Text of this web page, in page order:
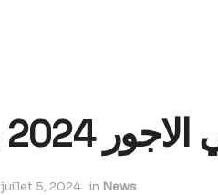
2024 بالمغرب
juillet 5, 2024 in News